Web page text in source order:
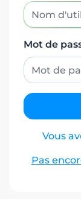
Mot de
Vous
Pas